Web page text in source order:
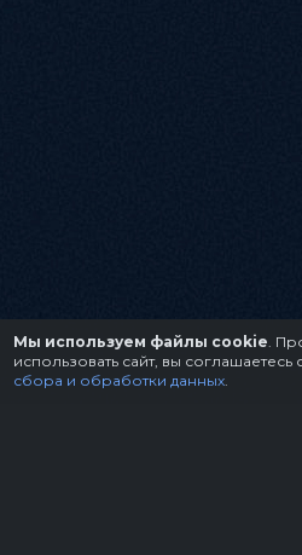
Мы используем файлы cookie .
использовать сайт, вы соглашаетесь
сбора и обработки данных